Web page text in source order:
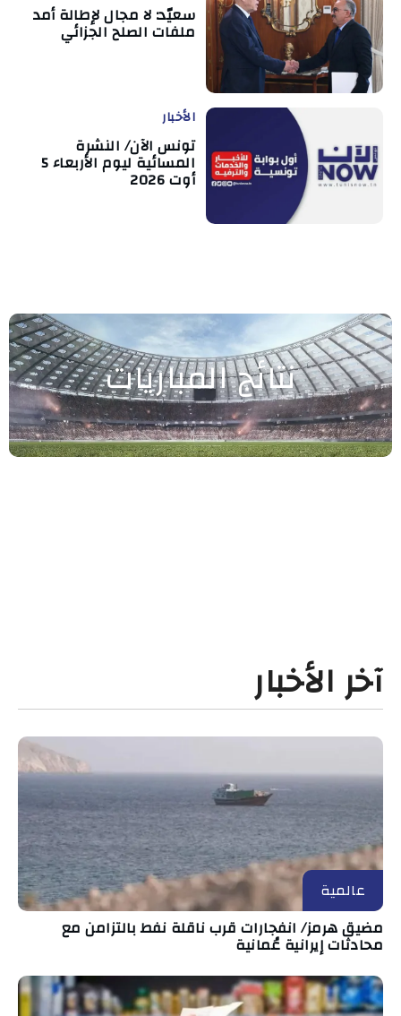
سعيّد: لا مجال لإطالة أمد
ملفات الصلح الجزائي
الأخبار
تونس الآن/ النشرة
المسائية ليوم الأربعاء 5
أوت 2026
نتائج المباريات
آخر الأخبار
عالمية
مضيق هرمز/ انفجارات قرب ناقلة نفط بالتزامن مع
محادثات إيرانية عُمانية